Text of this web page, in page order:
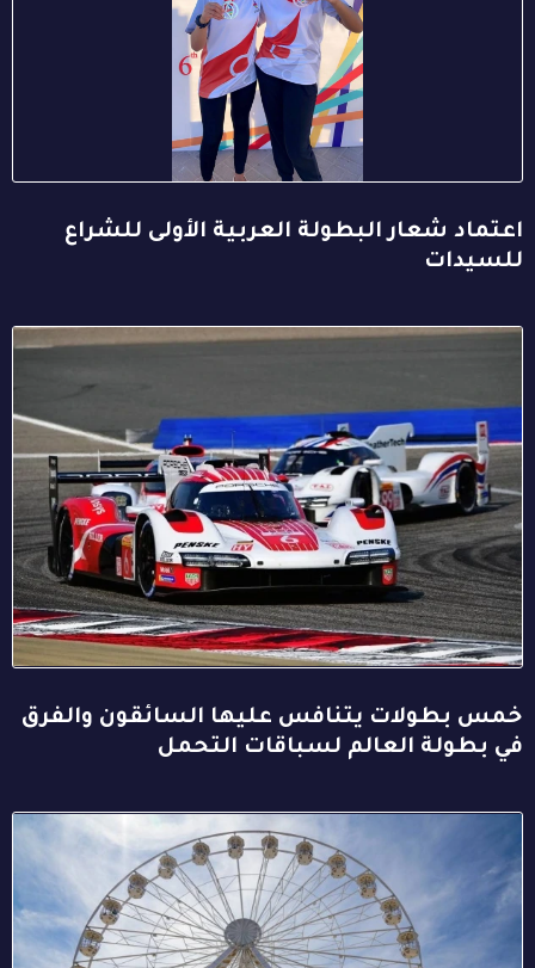
اعتماد شعار البطولة العربية الأولى للشراع
للسيدات
خمس بطولات يتنافس عليها السائقون والفرق
في بطولة العالم لسباقات التحمل